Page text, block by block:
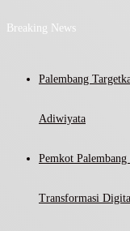
Breaking News
Palembang
Adiwiyata
Pemkot
Transformasi